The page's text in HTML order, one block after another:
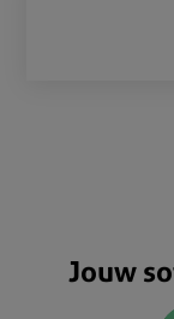
Jouw